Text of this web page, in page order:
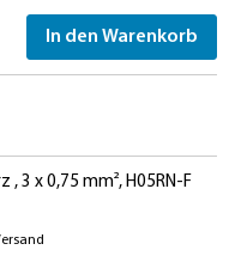
In den Warenkorb
, 3 x 0,75 mm², H05RN-F